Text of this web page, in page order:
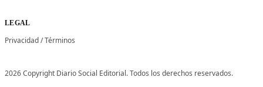
LEGAL
Privacidad/Términos
2026 Copyright Diario Social Editorial. Todos los derechos reservados.